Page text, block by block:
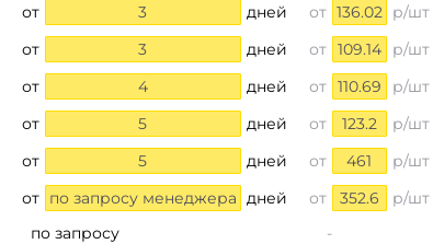
от 3 дней от 136.02 р/шт
от 3 дней от 109.14
р/шт
от 4 дней от 110.69
р/шт
от 5 дней от 123.2
р/шт
от 5 дней от 461
р/шт
от по запросу менеджера дней от 352.6
р/шт
по запросу -